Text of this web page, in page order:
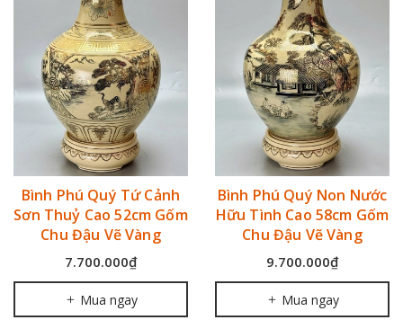
Bình Phú Quý Tứ Cảnh
Sơn Thuỷ Cao 52cm Gốm
Chu Đậu Vẽ Vàng
7.700.000₫
Mua ngay
Bình Phú Quý Non Nước
Hữu Tình Cao 58cm Gốm
Chu Đậu Vẽ Vàng
9.700.000₫
Mua ngay